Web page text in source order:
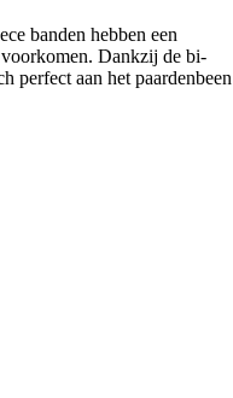
banden hebben een
Dankzij de bi-
perfect aan het paardenbeen